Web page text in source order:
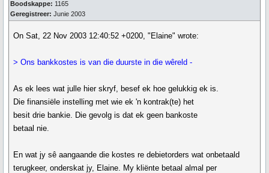
Boodskappe: 1165
Geregistreer: Junie 2003
On Sat, 22 Nov 2003 12:40:52 +0200, "Elaine" wrote:
> Ons bankkostes is van die duurste in die wêreld -
As ek lees wat julle hier skryf, besef ek hoe gelukkig ek is.
Die finansiële instelling met wie ek 'n kontrak(te) het
besit drie bankie. Die gevolg is dat ek geen bankoste
betaal nie.
En wat jy sê aangaande die kostes re debietorders wat onbetaald
terugkeer, onderskat jy, Elaine. My kliënte betaal almal per